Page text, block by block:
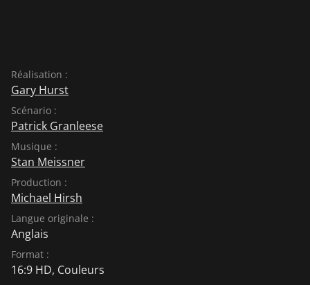
Réalisation :
Gary Hurst
Scénario :
Patrick Granleese
Musique :
Stan Meissner
Production :
Michael Hirsh
Langue originale :
Anglais
Format :
16:9 HD, Couleurs